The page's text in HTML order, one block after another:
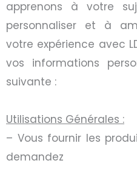
apprenons à votre
personnaliser et à
votre expérience avec
vos informations
suivante :
Utilisations Générales :
– Vous fournir les
demandez